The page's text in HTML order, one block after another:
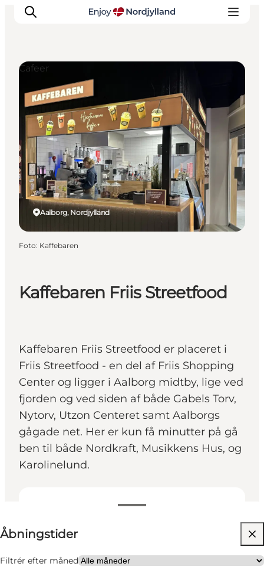
Oplevelser og aktiviteter
Planlæg din tur
Byer og steder
Guides
Det sker
For børn
Kaffebaren Friis Streetfood
Kaffebaren Friis Streetfood er placeret i
Friis Streetfood - en del af Friis Shopping
Center og ligger i Aalborg midtby, lige ved
fjorden og ved siden af både Gabels Torv,
Nytorv, Utzon Centeret samt Aalborgs
gågade net. Her er kun få minutter på gå
ben til både Nordkraft, Musikkens Hus, og
Karolinelund.
Åbningstider
Filtrér efter måned
Besøg hjemmeside
Aalborg, Nordjylland
Cafeer
Foto: Kaffebaren